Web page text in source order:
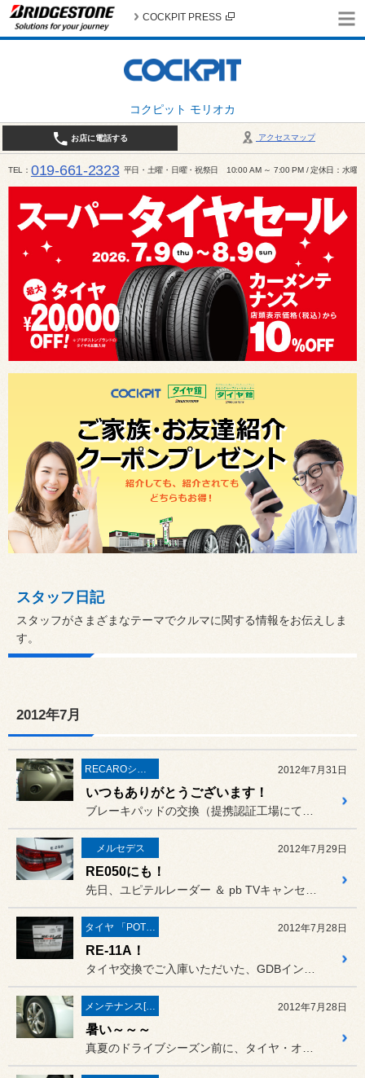
コクピット モリオカ
COCKPIT PRESS
アクセスマップ
お店に電話する
TEL 019-661-2323 平日・土曜・日曜・祝祭日 10:00 AM ～ 7:00 PM / 定休日：水曜
スタッフ日記
スタッフがさまざまなテーマでクルマに関する情報をお伝えしま
す。
2012年7月
RECAROシート 2012年7月31日
いつもありがとうございます！
メルセデス 2012年7月29日
RE050にも！
タイヤ 「POTENZA」 2012年7月28日
RE-11A！
メンテナンス[(オイル・バッテリー・ＲＥＣＳなど) 2012年7月28日
暑い～～～